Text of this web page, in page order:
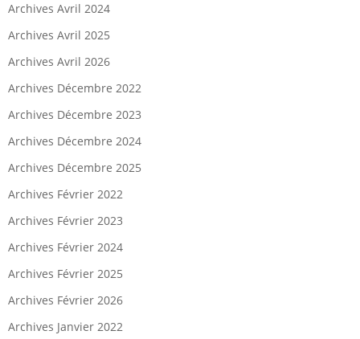
Archives Avril 2024
Archives Avril 2025
Archives Avril 2026
Archives Décembre 2022
Archives Décembre 2023
Archives Décembre 2024
Archives Décembre 2025
Archives Février 2022
Archives Février 2023
Archives Février 2024
Archives Février 2025
Archives Février 2026
Archives Janvier 2022